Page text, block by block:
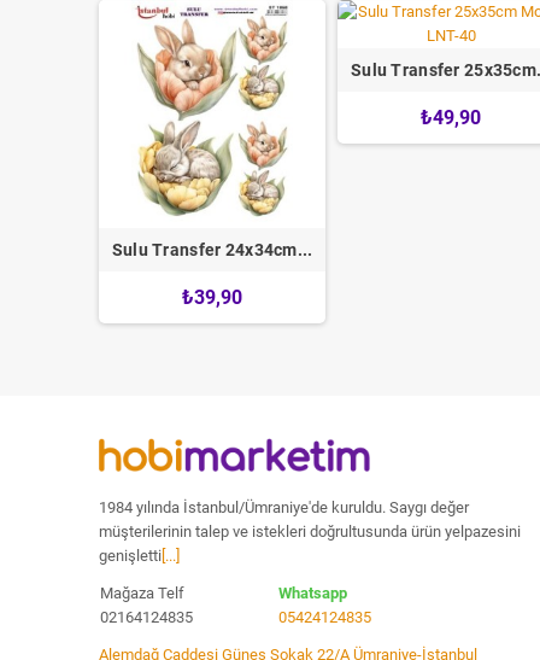
Sulu Transfer 24x34cm...
₺39,90
Sulu Transfer
₺49,90
1984 yılında İstanbul/Ümraniye'de kuruldu. Saygı değer
müşterilerinin talep ve istekleri doğrultusunda ürün yelpazesini
genişletti [...]
Mağaza Telf
02164124835
Whatsapp
05424124835
Alemdağ Caddesi Güneş Sokak 22/A Ümraniye-İstanbul